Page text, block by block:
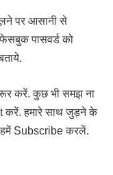
पर आसानी से
पासवर्ड को
करें. कुछ भी समझ ना
करें. हमारे साथ जुड़ने के
Subscribe करलें.